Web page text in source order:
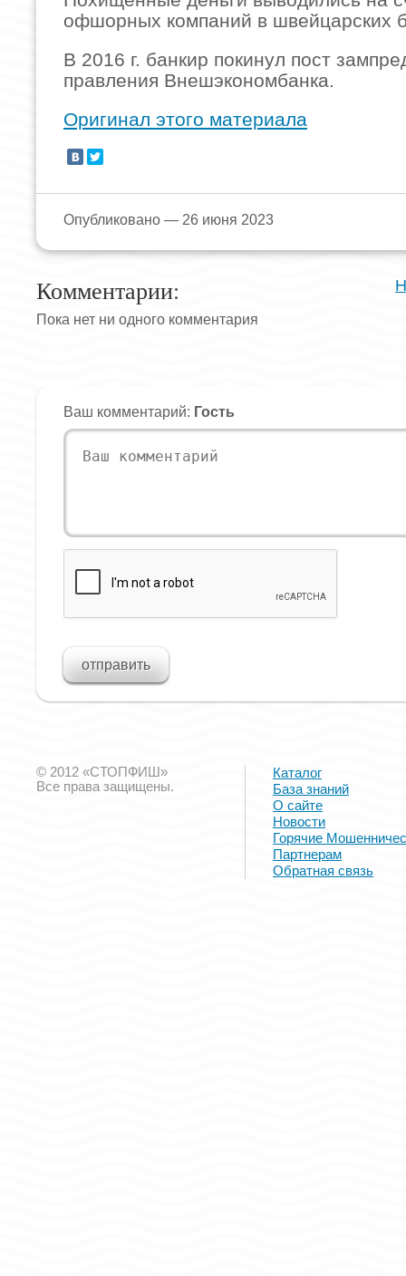
офшорных компаний в швейцарских
В 2016 г. банкир покинул пост
правления Внешэкономбанка.
Оригинал этого материала
Опубликовано — 26 июня 2023
Комментарии:
Пока нет ни одного комментария
Ваш комментарий: Гость
© 2012 «СТОПФИШ»
Все права защищены.
Каталог
База знаний
О сайте
Новости
Горячие
Партнерам
Обратная связь